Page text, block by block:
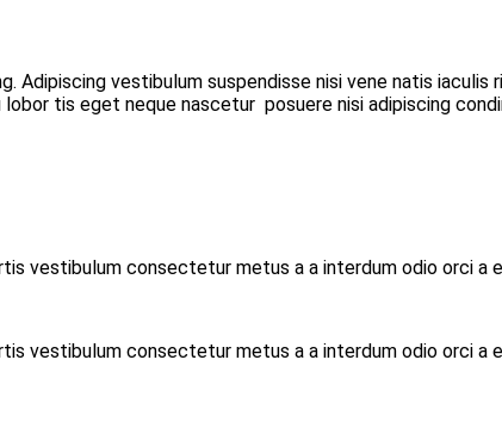
Adipiscing vestibulum suspendisse nisi vene natis
tis eget neque nascetur posuere nisi adipiscing
vestibulum consectetur metus a a interdum odio orci a
vestibulum consectetur metus a a interdum odio orci a